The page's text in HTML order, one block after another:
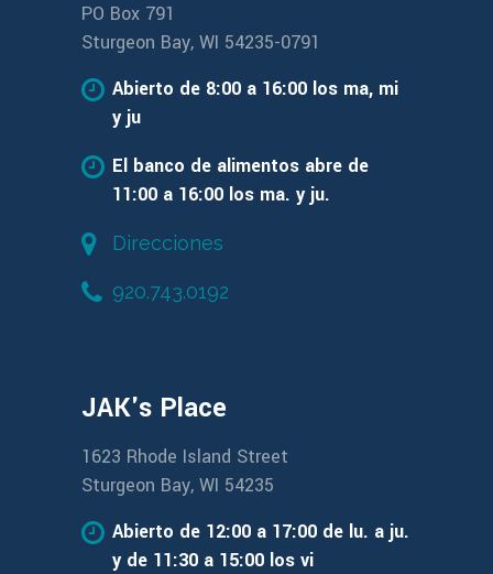
PO Box 791
Sturgeon Bay, WI 54235-0791
Abierto de 8:00 a 16:00 los ma, mi
y ju
El banco de alimentos abre de
11:00 a 16:00 los ma. y ju.
Direcciones
920.743.0192
JAK's Place
1623 Rhode Island Street
Sturgeon Bay, WI 54235
Abierto de 12:00 a 17:00 de lu. a ju.
y de 11:30 a 15:00 los vi